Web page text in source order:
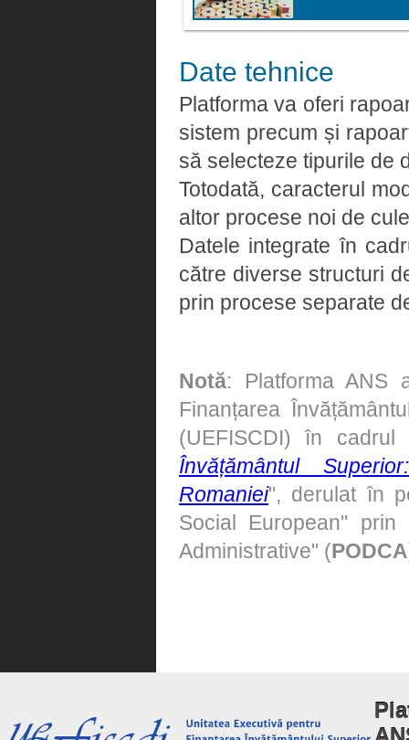
Date tehnice
Platforma va oferi
sistem precum și
să selecteze tipurile de
Totodată, caracterul
altor procese noi de
Datele integrate în
către diverse structuri
prin procese separate
Notă: Platforma ANS
Finanțarea
(UEFISCDI) în
Învățământul
Romaniei", derulat în
Social European" prin
Administrative" (PODCA